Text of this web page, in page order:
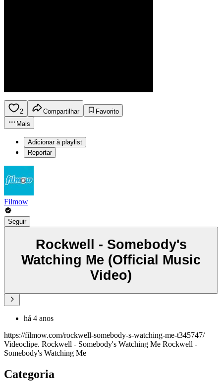
2 Compartilhar
Favorito
Mais
Adicionar à playlist
Reportar
Filmow
Seguir
Rockwell - Somebody's
Watching Me (Official Music
Video)
há 4 anos
https://filmow.com/rockwell-somebody-s-watching-me-t345747/
Videoclipe. Rockwell - Somebody's Watching Me Rockwell -
Somebody's Watching Me
Categoria